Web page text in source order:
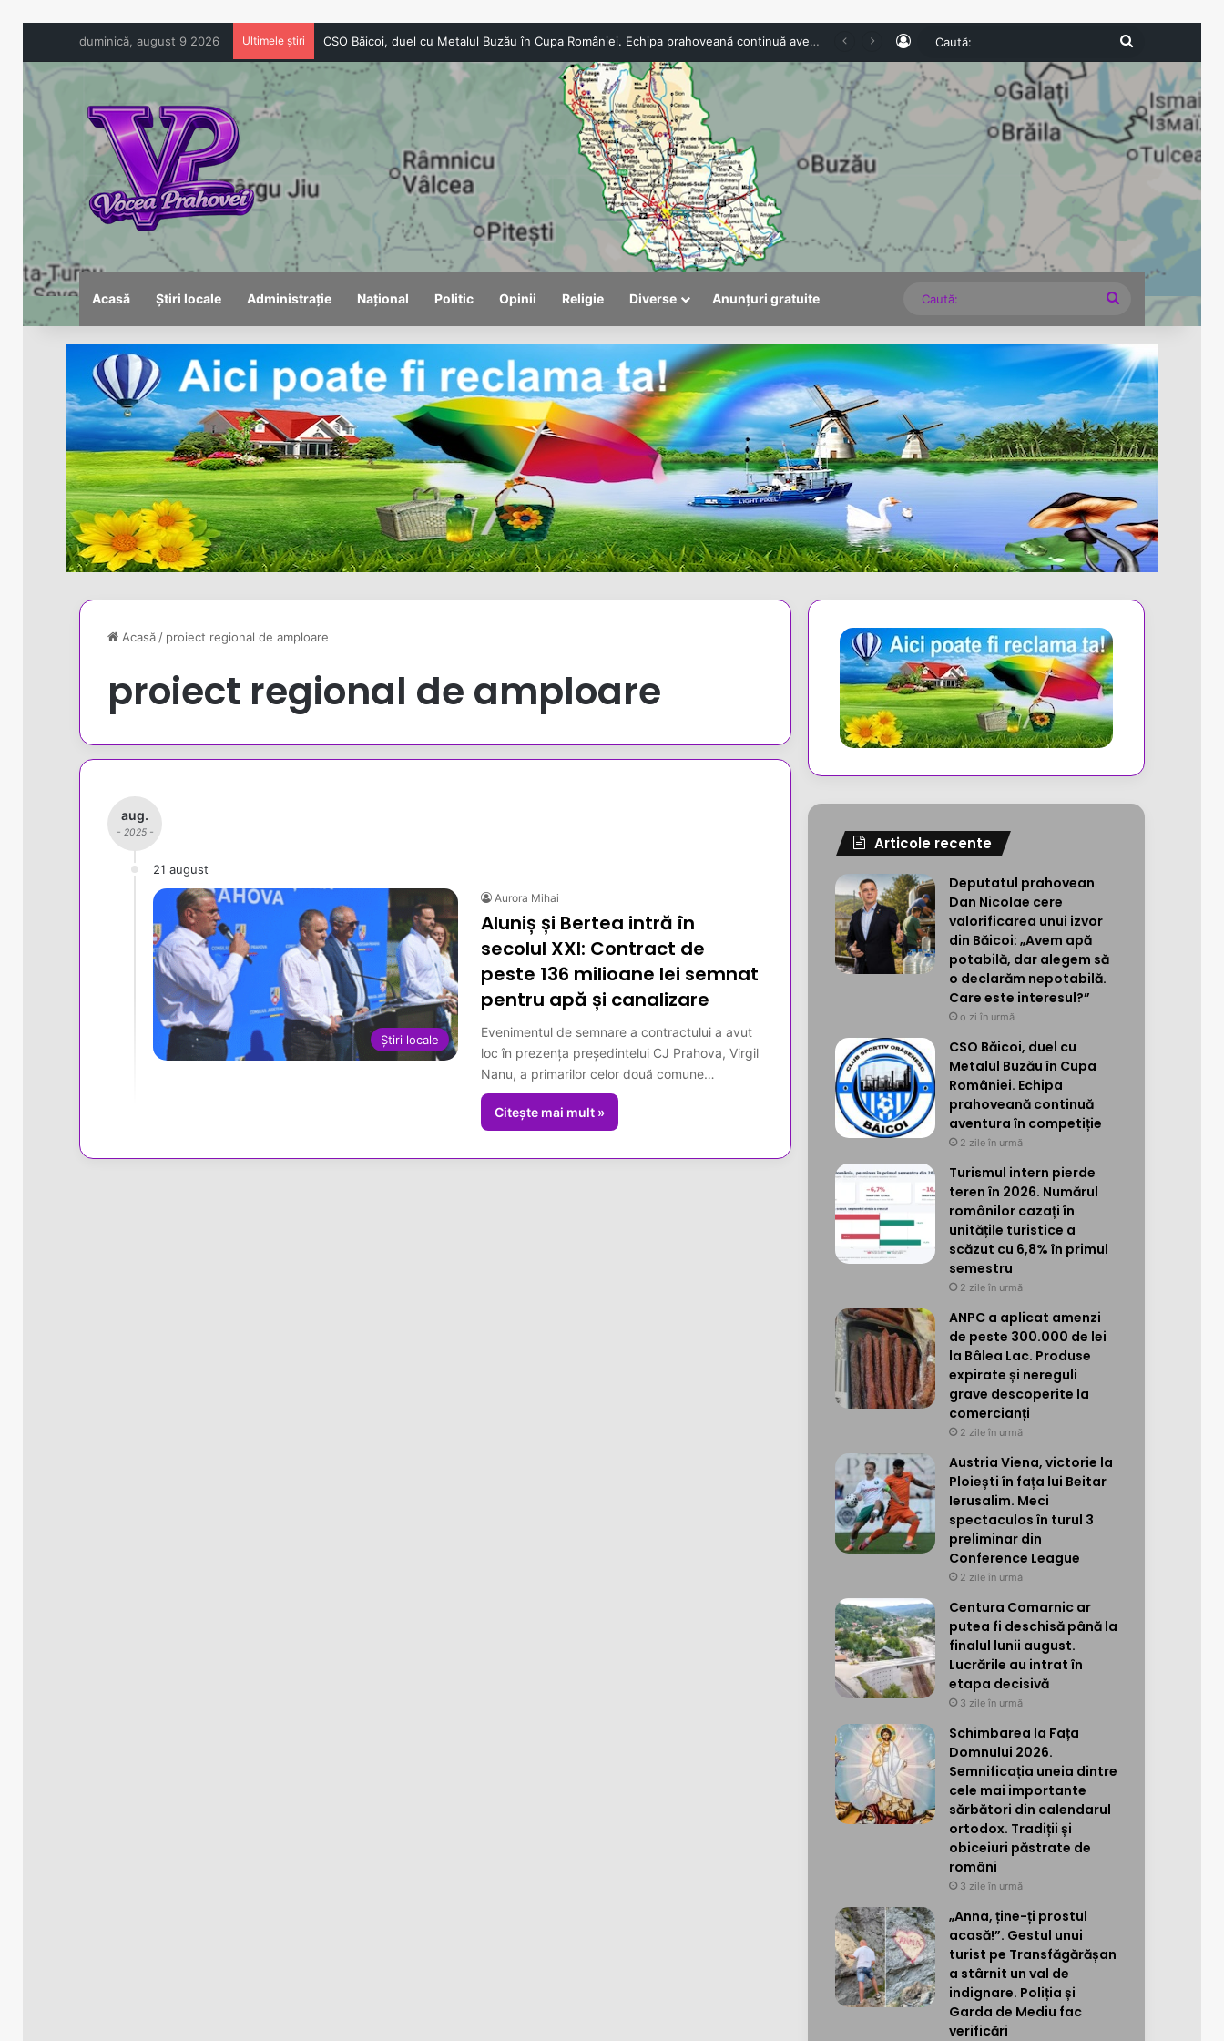
duminică, august 9 2026 Ultimele știri CSO Băicoi, duel cu Metalul Buzău în Cupa României. Echipa prahoveană continuă aventura în competiție Log In Caută:
Acasă Știri locale Administrație Național Politic Opinii Religie Diverse Anunțuri gratuite Caută:
Acasă / proiect regional de amploare
proiect regional de amploare
aug.
- 2025 -
21 august
Știri locale
Aurora Mihai
Aluniș și Bertea intră în
secolul XXI: Contract de
peste 136 milioane lei semnat
pentru apă și canalizare
Evenimentul de semnare a contractului a avut
loc în prezența președintelui CJ Prahova, Virgil
Nanu, a primarilor celor două comune…
Citește mai mult »
Articole recente
Deputatul prahovean
Dan Nicolae cere
valorificarea unui izvor
din Băicoi: „Avem apă
potabilă, dar alegem să
o declarăm nepotabilă.
Care este interesul?”
o zi în urmă
CSO Băicoi, duel cu
Metalul Buzău în Cupa
României. Echipa
prahoveană continuă
aventura în competiție
2 zile în urmă
Turismul intern pierde
teren în 2026. Numărul
românilor cazați în
unitățile turistice a
scăzut cu 6,8% în primul
semestru
2 zile în urmă
ANPC a aplicat amenzi
de peste 300.000 de lei
la Bâlea Lac. Produse
expirate și nereguli
grave descoperite la
comercianți
2 zile în urmă
Austria Viena, victorie la
Ploiești în fața lui Beitar
Ierusalim. Meci
spectaculos în turul 3
preliminar din
Conference League
2 zile în urmă
Centura Comarnic ar
putea fi deschisă până la
finalul lunii august.
Lucrările au intrat în
etapa decisivă
3 zile în urmă
Schimbarea la Fața
Domnului 2026.
Semnificația uneia dintre
cele mai importante
sărbători din calendarul
ortodox. Tradiții și
obiceiuri păstrate de
români
3 zile în urmă
„Anna, ține-ți prostul
acasă!”. Gestul unui
turist pe Transfăgărășan
a stârnit un val de
indignare. Poliția și
Garda de Mediu fac
verificări